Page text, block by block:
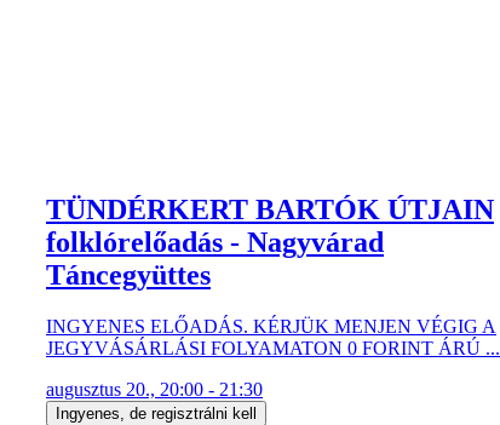
TÜNDÉRKERT BARTÓK ÚTJAIN
folklórelőadás - Nagyvárad
Táncegyüttes
INGYENES ELŐADÁS. KÉRJÜK MENJEN VÉGIG A
JEGYVÁSÁRLÁSI FOLYAMATON 0 FORINT ÁRÚ ...
augusztus 20., 20:00 - 21:30
Ingyenes, de regisztrálni kell